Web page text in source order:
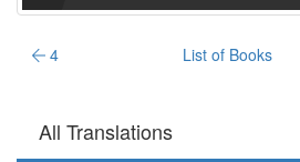
4 List of Books
All Translations